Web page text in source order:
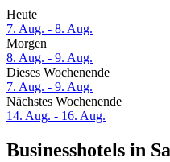
Heute
7. Aug. - 8. Aug.
Morgen
8. Aug. - 9. Aug.
Dieses Wochenende
7. Aug. - 9. Aug.
Nächstes Wochenende
14. Aug. - 16. Aug.
Businesshotels in